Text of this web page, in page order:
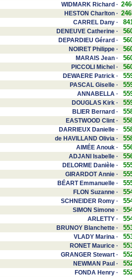
WIDMARK Richard ·
HESTON Charlton ·
CARREL Dany ·
DENEUVE Catherine ·
DEPARDIEU Gérard ·
NOIRET Philippe ·
MARAIS Jean ·
PICCOLI Michel ·
DEWAERE Patrick ·
PASCAL Giselle ·
ANNABELLA ·
DOUGLAS Kirk ·
BLIER Bernard ·
EASTWOOD Clint ·
DARRIEUX Danielle ·
de HAVILLAND Olivia ·
AIMÉE Anouk ·
ADJANI Isabelle ·
DELORME Danièle ·
GIRARDOT Annie ·
BÉART Emmanuelle ·
FLON Suzanne ·
SCHNEIDER Romy ·
SIMON Simone ·
ARLETTY ·
BRUNOY Blanchette ·
VLADY Marina ·
RONET Maurice ·
GRANGER Stewart ·
NEWMAN Paul ·
FONDA Henry ·